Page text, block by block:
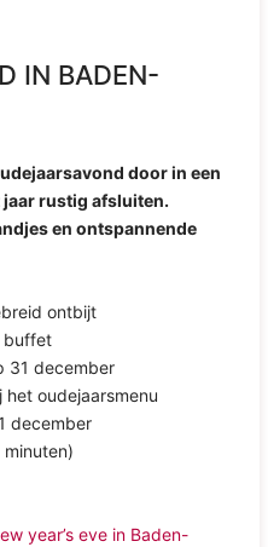
IN BADEN-
door in een
rustig afsluiten.
en ontspannende
ontbijt
buffet
31 december
het oudejaarsmenu
december
minuten)
year’s eve in Baden-